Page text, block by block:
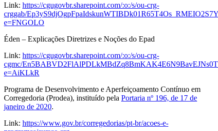
Link: https://cgugovbr.sharepoint.com/:o:/s/ou-crg-
crggab/
e=FNGOLO
Éden – Explicações Diretrizes e Noções do Epad
Link: https://cgugovbr.sharepoint.com/:o:/s/ou-crg-
cgmc/
e=AiKLkR
Programa de Desenvolvimento e Aperfeiçoamento Contínuo em
Corregedoria (Prodea), instituído pela Portaria nº 196, de 17 de
janeiro de 2020.
Link: https://www.gov.br/corregedorias/pt-br/acoes-e-